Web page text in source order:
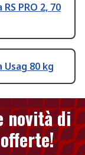
PRO 2, 70
80 kg
novità di